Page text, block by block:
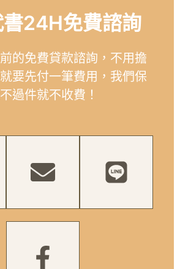
24H免費諮詢
的免費貸款諮詢，不用擔
要先付一筆費用，我們保
過件就不收費！